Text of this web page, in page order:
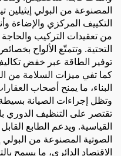
التكييف المركزي والإضاءة
من تعقيدات التركيب والحاجة
التحتية. وتتمتّع الألواح
توفير الطاقة عبر خفض
كما تفي ميزات السلامة من
البناء، ما يمنح أصحاب
وتظل إجراءات الصيانة
تقتصر على التنظيف الدوري
القياسية. ويدعم الطابع
الاقتصاد الدائري، ما يسمح